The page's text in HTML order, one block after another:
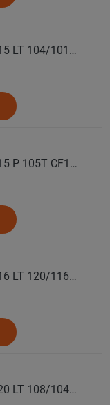
COMFORSER Автошина 235/75 R15 LT 104/101R CF1100 6PR RWL лето
COMFORSER Автошина 235/75 R15 P 105T CF1100 RWL лето
COMFORSER Автошина 235/85 R16 LT 120/116R CF1100 10PR RWL лето
COMFORSER Автошина 245/50 R20 LT 108/104S CF1100 RWL лето